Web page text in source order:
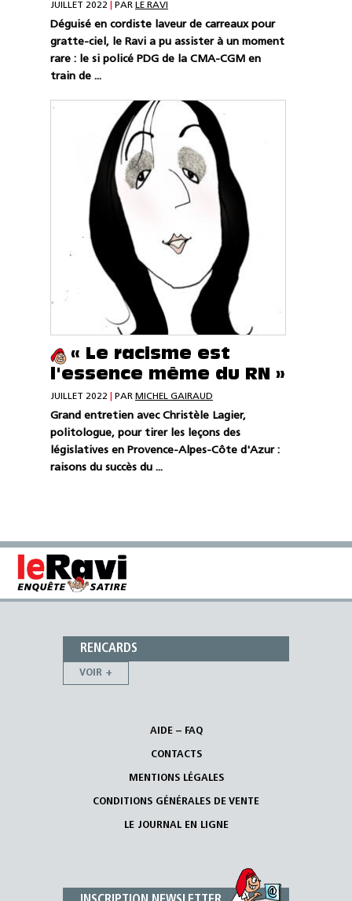
JUILLET 2022 PAR LE RAVI
Déguisé en cordiste laveur de carreaux pour
gratte-ciel, le Ravi a pu assister à un moment
rare : le si policé PDG de la CMA-CGM en
train de ...
« Le racisme est
l'essence même du RN »
JUILLET 2022 PAR MICHEL GAIRAUD
Grand entretien avec Christèle Lagier,
politologue, pour tirer les leçons des
législatives en Provence-Alpes-Côte d'Azur :
raisons du succès du ...
RENCARDS
VOIR +
AIDE – FAQ
CONTACTS
MENTIONS LÉGALES
CONDITIONS GÉNÉRALES DE VENTE
LE JOURNAL EN LIGNE